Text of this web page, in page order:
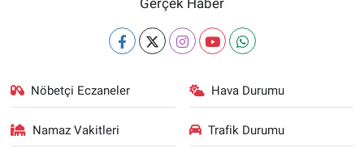
Gerçek Haber
Nöbetçi Eczaneler Hava Durumu
Namaz Vakitleri Trafik Durumu